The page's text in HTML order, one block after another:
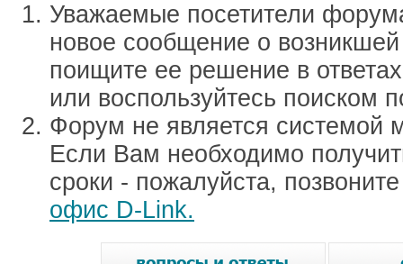
Уважаемые посетители
новое сообщение о
поищите ее решение в
или воспользуйтесь поиском
Форум не является системой
Если Вам необходимо
сроки - пожалуйста,
офис D-Link.